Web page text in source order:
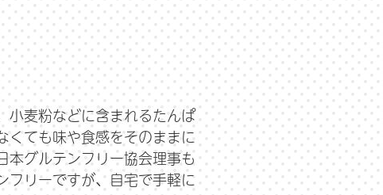
小麦粉などに含まれるたんぱ
くても味や食感をそのままに
本グルテンフリー協会理事も
フリーですが、自宅で手軽に